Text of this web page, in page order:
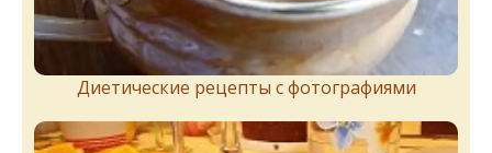
Диетические рецепты с фотографиями